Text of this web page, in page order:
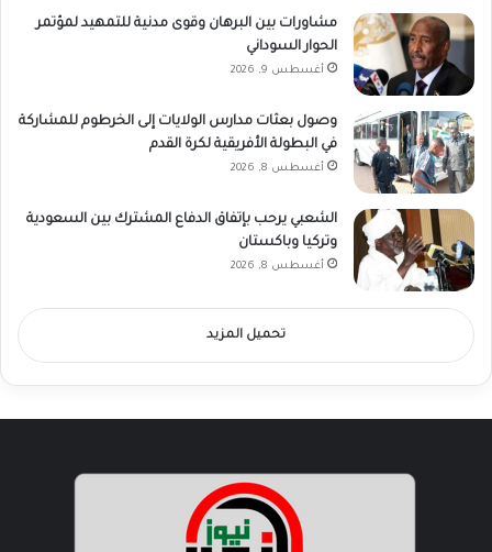
مشاورات بين البرهان وقوى مدنية للتمهيد لمؤتمر
الحوار السوداني
أغسطس 9, 2026
وصول بعثات مدارس الولايات إلى الخرطوم للمشاركة
في البطولة الأفريقية لكرة القدم
أغسطس 8, 2026
الشعبي يرحب بإتفاق الدفاع المشترك بين السعودية
وتركيا وباكستان
أغسطس 8, 2026
تحميل المزيد